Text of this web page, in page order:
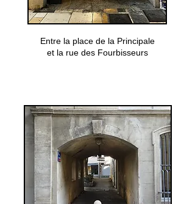
Entre la place de la Principale
et la rue des Fourbisseurs